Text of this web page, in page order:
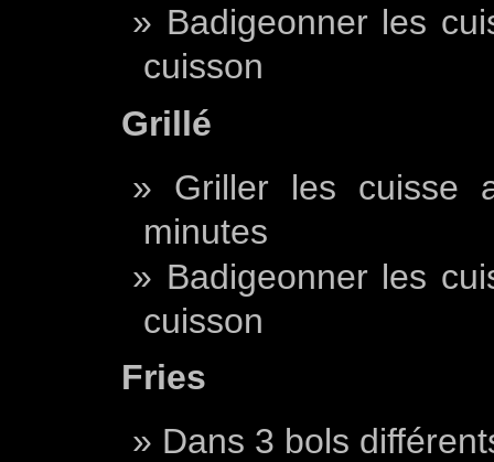
Badigeonner les
cuisson
Grillé
Griller les cuisse
minutes
Badigeonner les
cuisson
Fries
Dans 3 bols